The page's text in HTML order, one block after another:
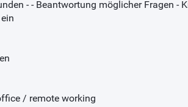
- - Beantwortung möglicher Fragen -
/ remote working